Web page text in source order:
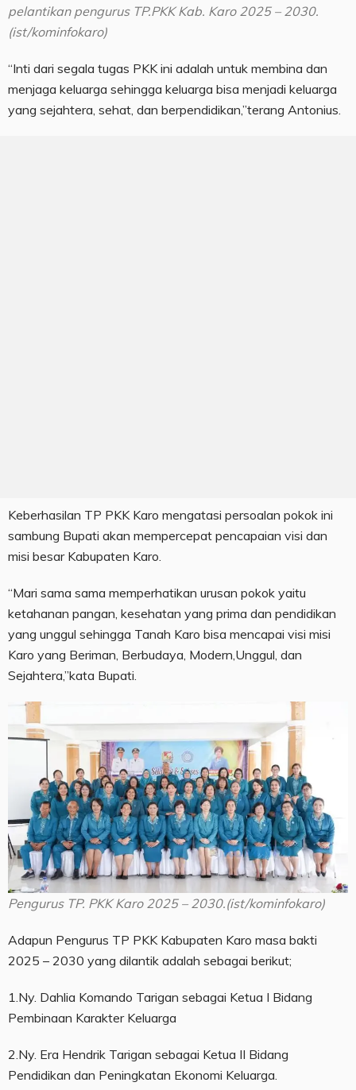
pelantikan pengurus TP.PKK Kab. Karo 2025 – 2030.
(ist/kominfokaro)
“Inti dari segala tugas PKK ini adalah untuk membina dan
menjaga keluarga sehingga keluarga bisa menjadi keluarga
yang sejahtera, sehat, dan berpendidikan,”terang Antonius.
Keberhasilan TP PKK Karo mengatasi persoalan pokok ini
sambung Bupati akan mempercepat pencapaian visi dan
misi besar Kabupaten Karo.
“Mari sama sama memperhatikan urusan pokok yaitu
ketahanan pangan, kesehatan yang prima dan pendidikan
yang unggul sehingga Tanah Karo bisa mencapai visi misi
Karo yang Beriman, Berbudaya, Modern,Unggul, dan
Sejahtera,”kata Bupati.
Pengurus TP. PKK Karo 2025 – 2030.(ist/kominfokaro)
Adapun Pengurus TP PKK Kabupaten Karo masa bakti
2025 – 2030 yang dilantik adalah sebagai berikut;
1.Ny. Dahlia Komando Tarigan sebagai Ketua I Bidang
Pembinaan Karakter Keluarga
2.Ny. Era Hendrik Tarigan sebagai Ketua II Bidang
Pendidikan dan Peningkatan Ekonomi Keluarga.